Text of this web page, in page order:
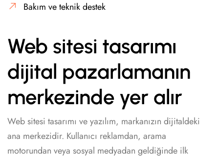
Bakım ve teknik destek
Web sitesi tasarımı
dijital pazarlamanın
merkezinde yer alır
Web sitesi tasarımı ve yazılım, markanızın dijitaldeki
ana merkezidir. Kullanıcı reklamdan, arama
motorundan veya sosyal medyadan geldiğinde ilk